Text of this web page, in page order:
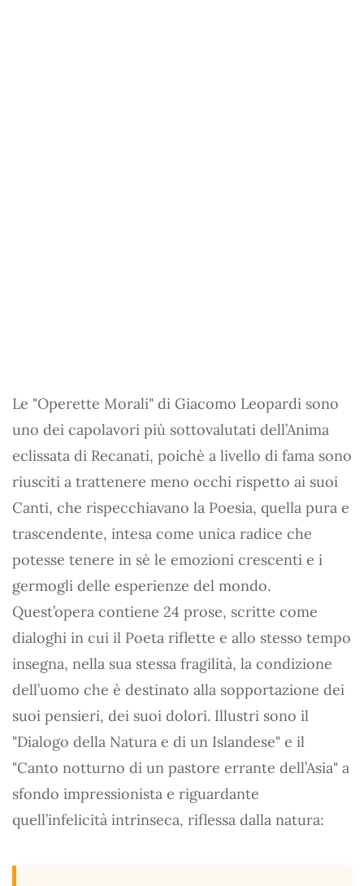
Le "Operette Morali" di Giacomo Leopardi sono
uno dei capolavori più sottovalutati dell’Anima
eclissata di Recanati, poichè a livello di fama sono
riusciti a trattenere meno occhi rispetto ai suoi
Canti, che rispecchiavano la Poesia, quella pura e
trascendente, intesa come unica radice che
potesse tenere in sè le emozioni crescenti e i
germogli delle esperienze del mondo.
Quest’opera contiene 24 prose, scritte come
dialoghi in cui il Poeta riflette e allo stesso tempo
insegna, nella sua stessa fragilità, la condizione
dell’uomo che è destinato alla sopportazione dei
suoi pensieri, dei suoi dolori. Illustri sono il
"Dialogo della Natura e di un Islandese" e il
"Canto notturno di un pastore errante dell’Asia" a
sfondo impressionista e riguardante
quell’infelicità intrinseca, riflessa dalla natura: